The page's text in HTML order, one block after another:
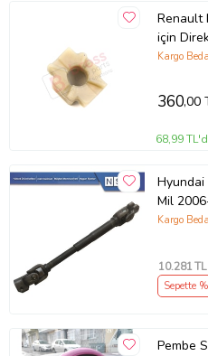
Renault
için
Plastiği
Kargo
360,00
68,99
Hyundai
Mil
Kargo
10.281TL
Sepette
Pembe